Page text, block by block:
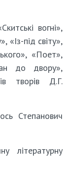
вогні»,
«Із-під світу»,
«Поет»,
до двору»,
творів Д.Г.
Степанович
літературну